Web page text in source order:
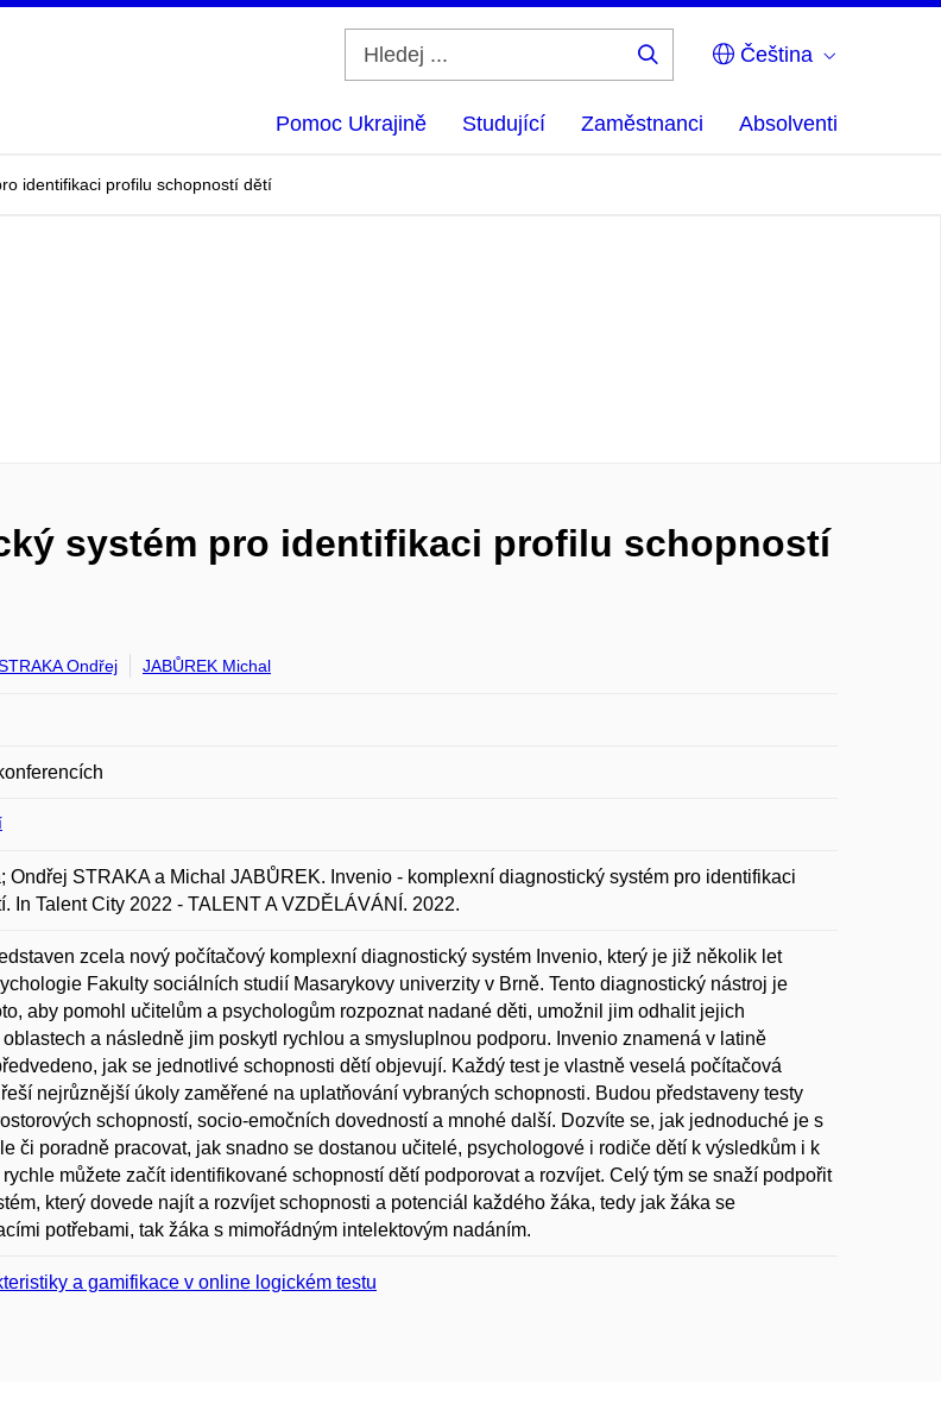
Čeština
Pomoc Ukrajině Studující Zaměstnanci Absolventi
identifikaci profilu schopností dětí
systém pro identifikaci profilu schopností
Ondřej JABŮREK Michal
Ondřej STRAKA a Michal JABŮREK. Invenio - komplexní diagnostický systém pro identifikaci
In Talent City 2022 - TALENT A VZDĚLÁVÁNÍ. 2022.
zcela nový počítačový komplexní diagnostický systém Invenio, který je již několik let
Fakulty sociálních studií Masarykovy univerzity v Brně. Tento diagnostický nástroj je
aby pomohl učitelům a psychologům rozpoznat nadané děti, umožnil jim odhalit jejich
a následně jim poskytl rychlou a smysluplnou podporu. Invenio znamená v latině
jak se jednotlivé schopnosti dětí objevují. Každý test je vlastně veselá počítačová
nejrůznější úkoly zaměřené na uplatňování vybraných schopnosti. Budou představeny testy
schopností, socio-emočních dovedností a mnohé další. Dozvíte se, jak jednoduché je s
či poradně pracovat, jak snadno se dostanou učitelé, psychologové i rodiče dětí k výsledkům i k
můžete začít identifikované schopností dětí podporovat a rozvíjet. Celý tým se snaží podpořit
který dovede najít a rozvíjet schopnosti a potenciál každého žáka, tedy jak žáka se
potřebami, tak žáka s mimořádným intelektovým nadáním.
a gamifikace v online logickém testu